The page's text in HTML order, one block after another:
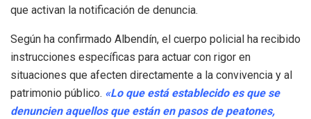
que activan la notificación de denuncia.
Según ha confirmado Albendín, el cuerpo policial ha recibido
instrucciones específicas para actuar con rigor en
situaciones que afecten directamente a la convivencia y al
patrimonio público. «Lo que está establecido es que se
denuncien aquellos que están en pasos de peatones,